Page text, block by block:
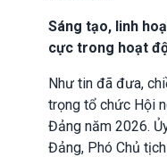
Sáng tạo, linh
cực trong hoạt
Như tin đã đưa,
trọng tổ chức Hội
Đảng năm 2026.
Đảng, Phó Chủ